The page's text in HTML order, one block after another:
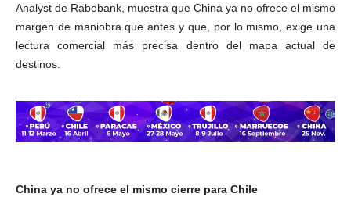
Analyst de Rabobank, muestra que China ya no ofrece el mismo
margen de maniobra que antes y que, por lo mismo, exige una
lectura comercial más precisa dentro del mapa actual de
destinos.
China ya no ofrece el mismo cierre para Chile